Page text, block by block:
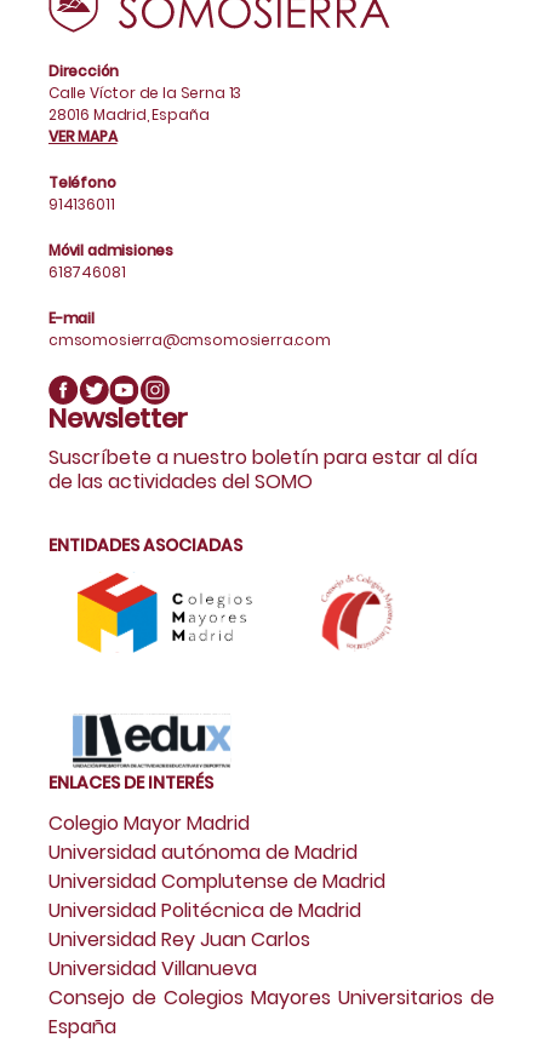
Dirección
Calle Víctor de la Serna 13
28016 Madrid, España
VER MAPA
Teléfono
914136011
Móvil admisiones
618746081
E-mail
cmsomosierra@cmsomosierra.com
Newsletter
Suscríbete a nuestro boletín para estar al día
de las actividades del SOMO
ENTIDADES ASOCIADAS
ENLACES DE INTERÉS
Colegio Mayor Madrid
Universidad autónoma de Madrid
Universidad Complutense de Madrid
Universidad Politécnica de Madrid
Universidad Rey Juan Carlos
Universidad Villanueva
Consejo de Colegios Mayores Universitarios de
España